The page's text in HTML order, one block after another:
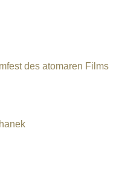
des atomaren Films